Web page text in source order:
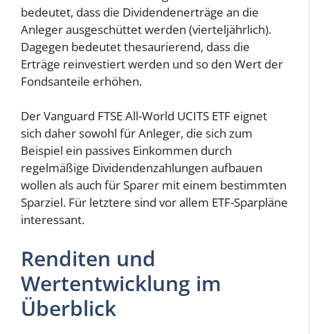
bedeutet, dass die Dividendenerträge an die
Anleger ausgeschüttet werden (vierteljährlich).
Dagegen bedeutet thesaurierend, dass die
Erträge reinvestiert werden und so den Wert der
Fondsanteile erhöhen.
Der Vanguard FTSE All-World UCITS ETF eignet
sich daher sowohl für Anleger, die sich zum
Beispiel ein passives Einkommen durch
regelmäßige Dividendenzahlungen aufbauen
wollen als auch für Sparer mit einem bestimmten
Sparziel. Für letztere sind vor allem ETF-Sparpläne
interessant.
Renditen und
Wertentwicklung im
Überblick